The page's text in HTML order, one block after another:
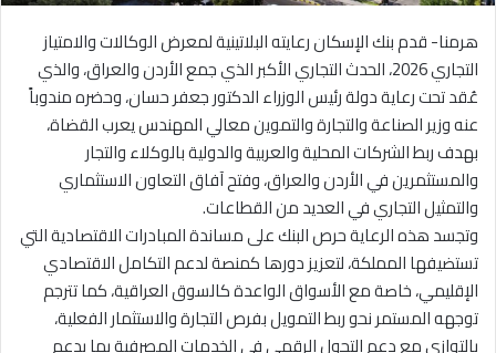
هرمنا- قدم بنك الإسكان رعايته البلاتينية لمعرض الوكالات والامتياز
التجاري 2026، الحدث التجاري الأكبر الذي جمع الأردن والعراق، والذي
عُقد تحت رعاية دولة رئيس الوزراء الدكتور جعفر حسان، وحضره مندوباً
عنه وزير الصناعة والتجارة والتموين معالي المهندس يعرب القضاة،
بهدف ربط الشركات المحلية والعربية والدولية بالوكلاء والتجار
والمستثمرين في الأردن والعراق، وفتح آفاق التعاون الاستثماري
والتمثيل التجاري في العديد من القطاعات.
وتجسد هذه الرعاية حرص البنك على مساندة المبادرات الاقتصادية التي
تستضيفها المملكة، لتعزيز دورها كمنصة لدعم التكامل الاقتصادي
الإقليمي، خاصة مع الأسواق الواعدة كالسوق العراقية، كما تترجم
توجهه المستمر نحو ربط التمويل بفرص التجارة والاستثمار الفعلية،
بالتوازي مع دعم التحول الرقمي في الخدمات المصرفية بما يدعم